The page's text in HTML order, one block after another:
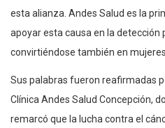
esta alianza. Andes Salud es la
apoyar esta causa en la detección
convirtiéndose también en
Sus palabras fueron reafirmadas
Clínica Andes Salud Concepción,
remarcó que la lucha contra el